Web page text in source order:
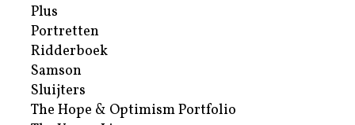
Plus
Portretten
Ridderboek
Samson
Sluijters
The Hope & Optimism Portfolio